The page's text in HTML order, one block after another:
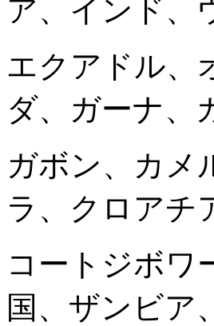
ア、インド、
エクアドル、
ダ、ガーナ、
ガボン、カメ
ラ、クロアチ
コートジボワ
国、ザンビア